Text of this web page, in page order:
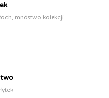
mnóstwo kolekcji